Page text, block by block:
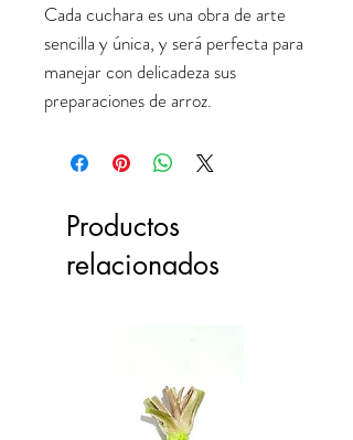
Cada cuchara es una obra de arte
sencilla y única, y será perfecta para
manejar con delicadeza sus
preparaciones de arroz.
Productos
relacionados